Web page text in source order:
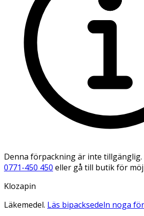
Denna förpackning är inte tillgänglig.
0771-450 450 eller gå till butik för
Klozapin
Läkemedel. Läs bipacksedeln noga